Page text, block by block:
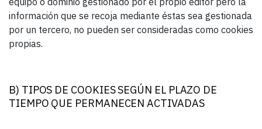
información que se recoja mediante éstas sea gestionada
por un tercero, no pueden ser consideradas como cookies
propias.
B) TIPOS DE COOKIES SEGÚN EL PLAZO DE
TIEMPO QUE PERMANECEN ACTIVADAS